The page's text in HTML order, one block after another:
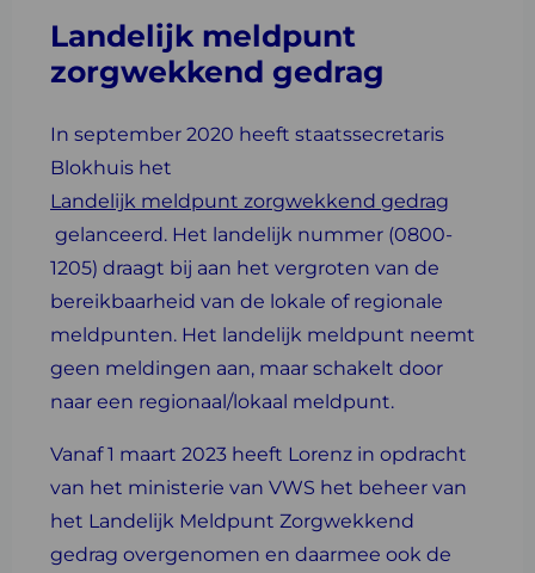
Landelijk meldpunt
zorgwekkend gedrag
In september 2020 heeft staatssecretaris
Blokhuis het
Landelijk meldpunt zorgwekkend gedrag
gelanceerd. Het landelijk nummer (0800-
1205) draagt bij aan het vergroten van de
bereikbaarheid van de lokale of regionale
meldpunten. Het landelijk meldpunt neemt
geen meldingen aan, maar schakelt door
naar een regionaal/lokaal meldpunt.
Vanaf 1 maart 2023 heeft Lorenz in opdracht
van het ministerie van VWS het beheer van
het Landelijk Meldpunt Zorgwekkend
gedrag overgenomen en daarmee ook de